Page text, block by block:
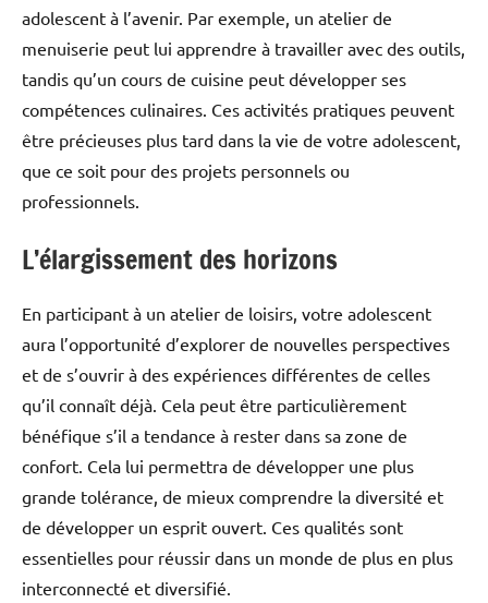
adolescent à l’avenir. Par exemple, un atelier de
menuiserie peut lui apprendre à travailler avec des outils,
tandis qu’un cours de cuisine peut développer ses
compétences culinaires. Ces activités pratiques peuvent
être précieuses plus tard dans la vie de votre adolescent,
que ce soit pour des projets personnels ou
professionnels.
L’élargissement des horizons
En participant à un atelier de loisirs, votre adolescent
aura l’opportunité d’explorer de nouvelles perspectives
et de s’ouvrir à des expériences différentes de celles
qu’il connaît déjà. Cela peut être particulièrement
bénéfique s’il a tendance à rester dans sa zone de
confort. Cela lui permettra de développer une plus
grande tolérance, de mieux comprendre la diversité et
de développer un esprit ouvert. Ces qualités sont
essentielles pour réussir dans un monde de plus en plus
interconnecté et diversifié.